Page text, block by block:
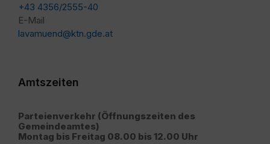
+43 4356/2555-40
E-Mail
lavamuend@ktn.gde.at
Amtszeiten
Parteienverkehr (Öffnungszeiten des
Gemeindeamtes)
Montag bis Freitag 08.00 bis 12.00 Uhr